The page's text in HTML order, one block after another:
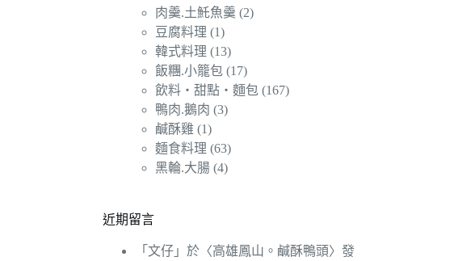
肉羹.土魠魚羹 (2)
豆腐料理 (1)
韓式料理 (13)
飯糰.小籠包 (17)
飲料‧甜點‧麵包 (167)
鴨肉.鵝肉 (3)
鹹酥雞 (1)
麵食料理 (63)
黑輪.大腸 (4)
近期留言
「文仔 」於〈高雄鳳山。鹹酥鴨頭〉發